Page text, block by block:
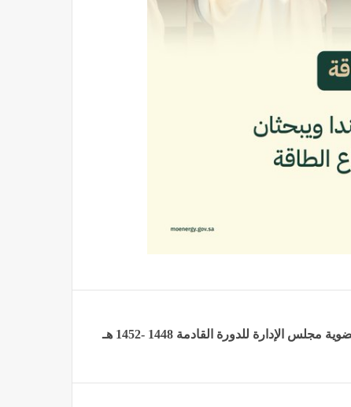
للدورة القادمة 1448 -1452 هـ